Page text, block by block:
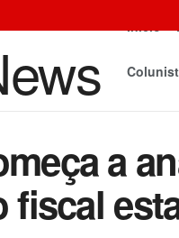
a
fiscal